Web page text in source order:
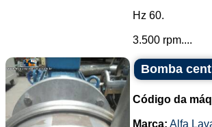
Hz 60.
3.500 rpm....
Bomba
Código da
Marca: Alfa